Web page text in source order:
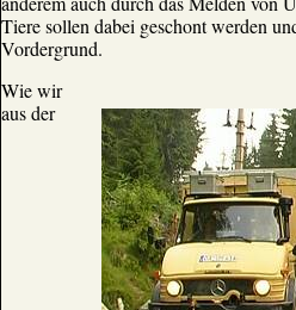
Tiere sollen dabei geschont werden
Vordergrund.
Wie wir
aus der